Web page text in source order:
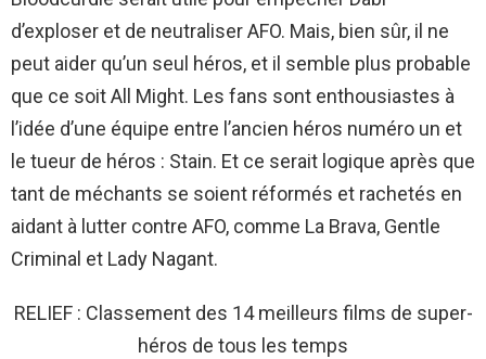
d’exploser et de neutraliser AFO. Mais, bien sûr, il ne
peut aider qu’un seul héros, et il semble plus probable
que ce soit All Might. Les fans sont enthousiastes à
l’idée d’une équipe entre l’ancien héros numéro un et
le tueur de héros : Stain. Et ce serait logique après que
tant de méchants se soient réformés et rachetés en
aidant à lutter contre AFO, comme La Brava, Gentle
Criminal et Lady Nagant.
RELIEF : Classement des 14 meilleurs films de super-
héros de tous les temps